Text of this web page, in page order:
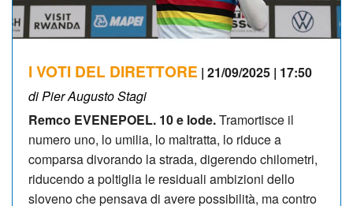
I VOTI DEL DIRETTORE | 21/09/2025 | 17:50
di Pier Augusto Stagi
Remco EVENEPOEL. 10 e lode.Tramortisce il
numero uno, lo umilia, lo maltratta, lo riduce a
comparsa divorando la strada, digerendo chilometri,
riducendo a poltiglia le residuali ambizioni dello
sloveno che pensava di avere possibilità, ma contro